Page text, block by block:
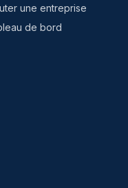
une entreprise
de bord